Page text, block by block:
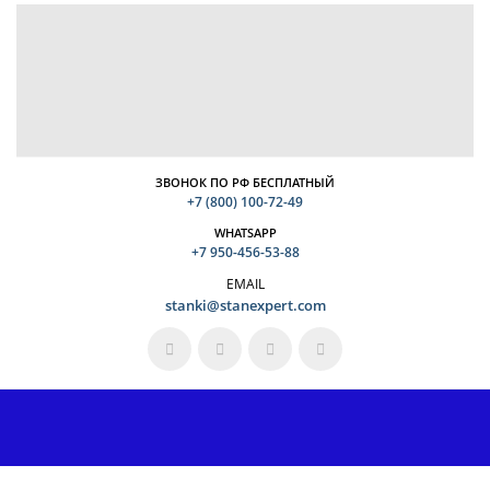
ЗВОНОК ПО РФ БЕСПЛАТНЫЙ
+7 (800) 100-72-49
WHATSAPP
+7 950-456-53-88
EMAIL
stanki@stanexpert.com